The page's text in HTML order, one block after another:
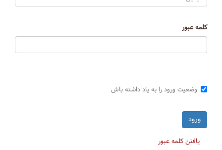
کلمه عبور
وضعیت ورود را به یاد داشته باش
یافتن کلمه عبور